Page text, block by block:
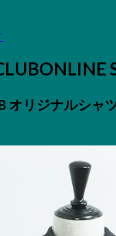
ONLINE
オリジナルシャ